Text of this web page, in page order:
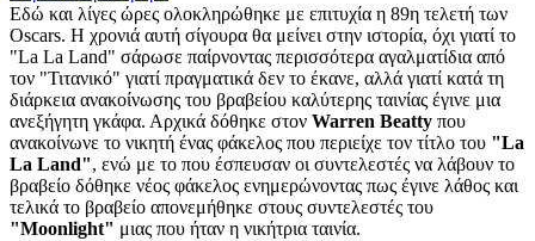
Εδώ και λίγες ώρες ολοκληρώθηκε με επιτυχία η 89η τελετή των
Oscars. Η χρονιά αυτή σίγουρα θα μείνει στην ιστορία, όχι γιατί το
"La La Land" σάρωσε παίρνοντας περισσότερα αγαλματίδια από
τον "Τιτανικό" γιατί πραγματικά δεν το έκανε, αλλά γιατί κατά τη
διάρκεια ανακοίνωσης του βραβείου καλύτερης ταινίας έγινε μια
ανεξήγητη γκάφα. Αρχικά δόθηκε στον Warren Beatty που
ανακοίνωνε το νικητή ένας φάκελος που περιείχε τον τίτλο του "La
La Land", ενώ με το που έσπευσαν οι συντελεστές να λάβουν το
βραβείο δόθηκε νέος φάκελος ενημερώνοντας πως έγινε λάθος και
τελικά το βραβείο απονεμήθηκε στους συντελεστές του
"Moonlight" μιας που ήταν η νικήτρια ταινία.